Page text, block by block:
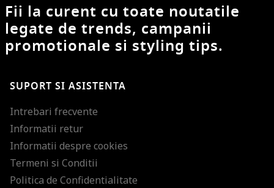
Fii la curent cu toate noutatile
legate de trends, campanii
promotionale si styling tips.
SUPORT SI ASISTENTA
Intrebari frecvente
Informatii retur
Informatii despre cookies
Termeni si Conditii
Politica de Confidentialitate